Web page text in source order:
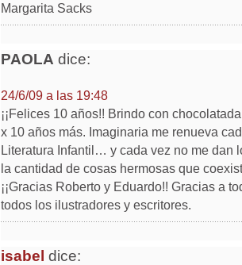
Margarita Sacks
PAOLA dice:
24/6/09 a las 19:48
¡¡Felices 10 años!! Brindo con
x 10 años más. Imaginaria me renueva
Literatura Infantil… y cada vez no me dan
la cantidad de cosas hermosas que
¡¡Gracias Roberto y Eduardo!! Gracias a
todos los ilustradores y escritores.
isabel dice: